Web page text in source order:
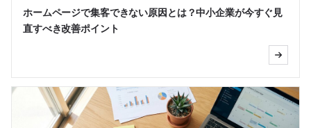
ホームページで集客できない原因とは？中小企業が今すぐ見
直すべき改善ポイント